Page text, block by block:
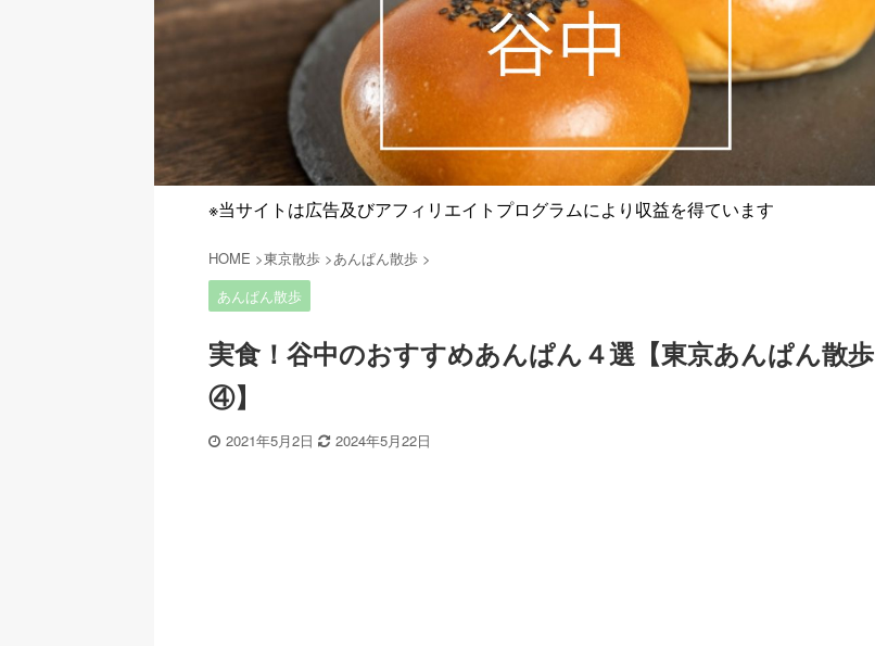
※当サイトは広告及びアフィリエイトプログラムにより収益を得ています
HOME >東京散歩 >あんぱん散歩 >
あんぱん散歩
実食！谷中のおすすめあんぱん４選【東京あんぱん散歩
④】
2021年5月2日 2024年5月22日